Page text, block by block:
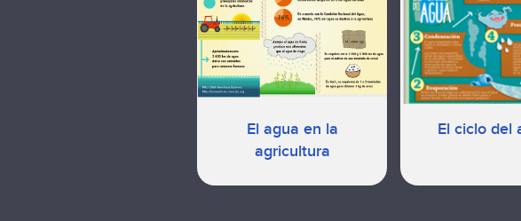
El agua en la
agricultura
El ciclo del